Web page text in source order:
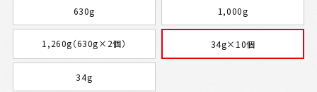
630g 1,000g
1,260g（630g×2個） 34g×10個
34g